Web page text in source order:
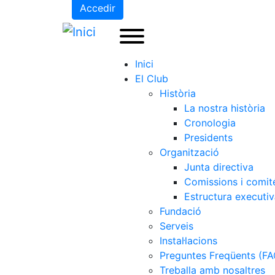
Accedir
Inici
El Club
Història
La nostra història
Cronologia
Presidents
Organització
Junta directiva
Comissions i
Estructura
Fundació
Serveis
Instal·lacions
Preguntes Freqüents
Treballa amb nosaltres